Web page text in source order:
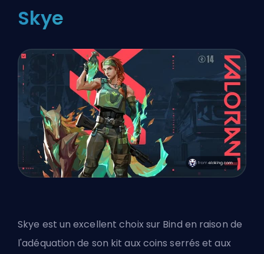
Skye
Skye est un excellent choix sur Bind en raison de
l'adéquation de son kit aux coins serrés et aux